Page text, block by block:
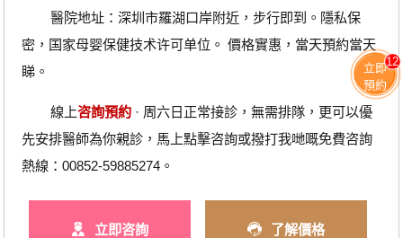
醫院地址：深圳市羅湖口岸附近，步行即到。隱私保
密，国家母婴保健技术许可单位。 價格實惠，當天預約當天
睇。
‎ 線上咨詢預約· ‎周六日正常接診，無需排隊，更可以優
先安排醫師為你親診，馬上點擊咨詢或撥打我哋嘅免費咨詢
熱線：00852-59885274。
立即咨詢 了解價格
立即
預約
12